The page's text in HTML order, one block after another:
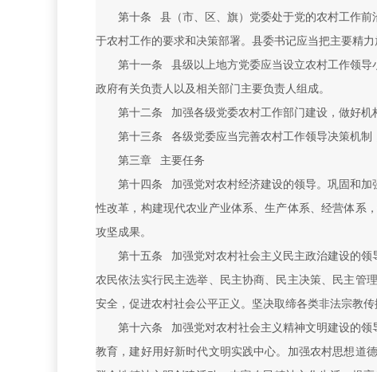
第十条 县（市、区、旗）党委处于党的农村工作前
于农村工作的要求和决策部署。县委书记应当把主要精
第十一条 县级以上地方党委应当设立农村工作领导
政府有关负责人以及相关部门主要负责人组成。
第十二条 加强各级党委农村工作部门建设，做好机
第十三条 各级党委应当完善农村工作领导决策机制
第三章 主要任务
第十四条 加强党对农村经济建设的领导。巩固和加
性改革，构建现代农业产业体系、生产体系、经营体系
攻坚成果。
第十五条 加强党对农村社会主义民主政治建设的领
农民依法实行民主选举、民主协商、民主决策、民主管
安全，促进农村社会公平正义。坚决取缔各类非法宗教传
第十六条 加强党对农村社会主义精神文明建设的领
教育，建好用好新时代文明实践中心。加强农村思想道